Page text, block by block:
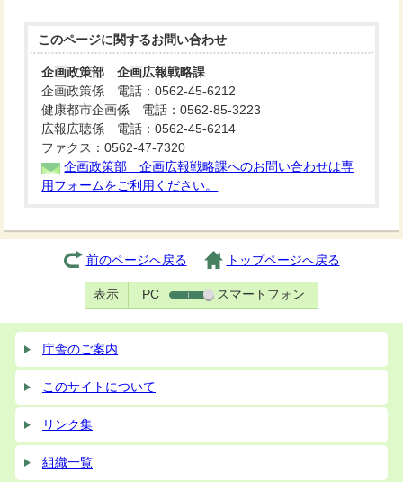
このページに関するお問い合わせ
企画政策部 企画広報戦略課
企画政策係 電話：0562-45-6212
健康都市企画係 電話：0562-85-3223
広報広聴係 電話：0562-45-6214
ファクス：0562-47-7320
企画政策部 企画広報戦略課へのお問い合わせは専
用フォームをご利用ください。
前のページへ戻る トップページへ戻る
表示 PC スマートフォン
庁舎のご案内
このサイトについて
リンク集
組織一覧